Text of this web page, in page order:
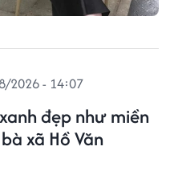
đẹp như miền
xã Hồ Văn
2026 - 14:07